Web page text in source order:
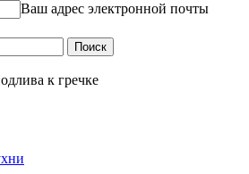
Ваш адрес электронной почты
к гречке